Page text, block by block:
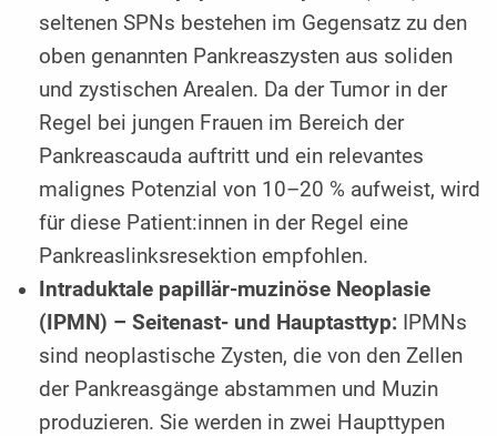
seltenen SPNs bestehen im Gegensatz zu den
oben genannten Pankreaszysten aus soliden
und zystischen Arealen. Da der Tumor in der
Regel bei jungen Frauen im Bereich der
Pankreascauda auftritt und ein relevantes
malignes Potenzial von 10–20 % aufweist, wird
für diese Patient:innen in der Regel eine
Pankreaslinksresektion empfohlen.
Intraduktale papillär-muzinöse Neoplasie
(IPMN) – Seitenast- und Hauptasttyp: IPMNs
sind neoplastische Zysten, die von den Zellen
der Pankreasgänge abstammen und Muzin
produzieren. Sie werden in zwei Haupttypen